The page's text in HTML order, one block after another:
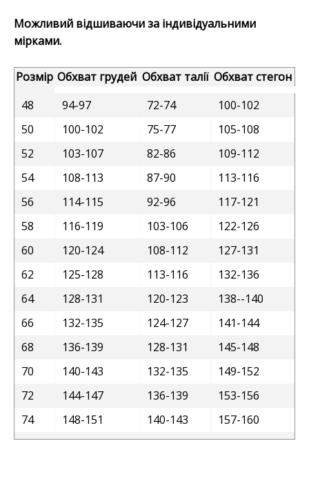
Можливий відшиваючи за індивідуальними
мірками.
Розмір Обхват грудей Обхват талії Обхват стегон
48
94-97 72-74
100-102
50
100-102 75-77
105-108
52
103-107 82-86
109-112
54
108-113 87-90
113-116
56
114-115 92-96
117-121
58
116-119 103-106
122-126
60
120-124 108-112
127-131
62
125-128 113-116
132-136
64
128-131 120-123
138--140
66
132-135 124-127
141-144
68
136-139 128-131
145-148
70
140-143 132-135
149-152
72
144-147 136-139
153-156
74
148-151 140-143 157-160